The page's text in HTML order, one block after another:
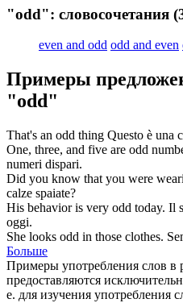
"odd": словосочетания
even and odd odd and even
Примеры
"odd"
That's an odd thing Questo è una
One, three, and five are odd
numeri dispari.
Did you know that you were
calze spaiate?
His behavior is very odd today. Il
oggi.
She looks odd in those clothes.
Больше
Примеры употребления слов в
предоставляются
е. для изучения употребления